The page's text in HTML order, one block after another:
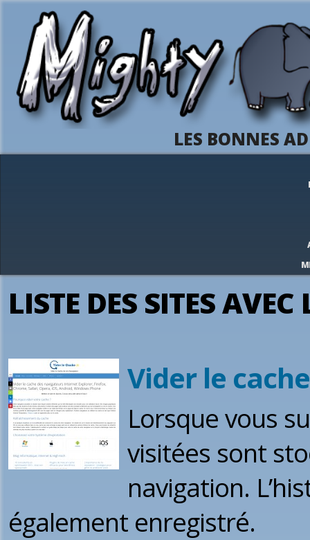
LES BONNES
LISTE DES SITES
Vider le
Lorsque vous
visitées sont
navigation.
également enregistré.